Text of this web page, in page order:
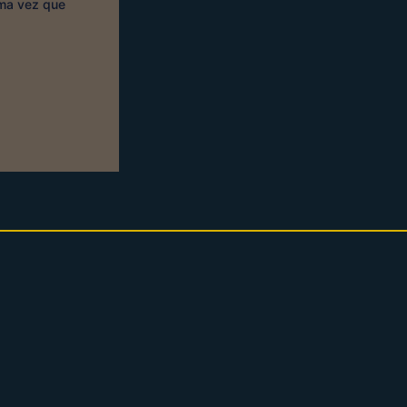
vez que